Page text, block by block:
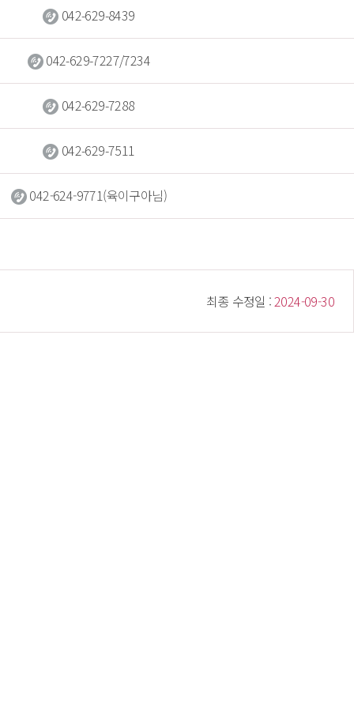
042-629-8439
042-629-7227/7234
042-629-7288
042-629-7511
042-624-9771(육이구아님)
최종 수정일 : 2024-09-30